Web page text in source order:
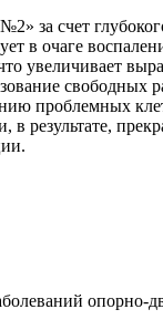
за счет
в очаге
увеличивает
свободных
проблемных
в результате,
опорно-